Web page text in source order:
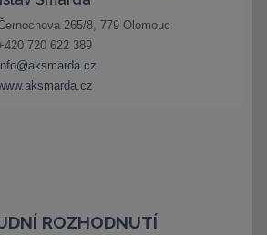
ROZHODNUTÍ